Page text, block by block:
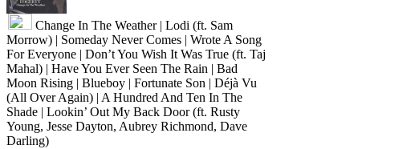
Change In The Weather | Lodi (ft. Sam
Morrow) | Someday Never Comes | Wrote A Song
For Everyone | Don’t You Wish It Was True (ft. Taj
Mahal) | Have You Ever Seen The Rain | Bad
Moon Rising | Blueboy | Fortunate Son | Déjà Vu
(All Over Again) | A Hundred And Ten In The
Shade | Lookin’ Out My Back Door (ft. Rusty
Young, Jesse Dayton, Aubrey Richmond, Dave
Darling)